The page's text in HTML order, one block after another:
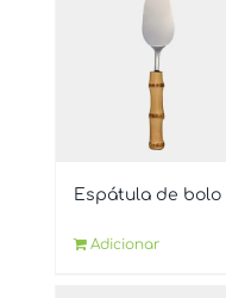
Espátula de bolo
Adicionar